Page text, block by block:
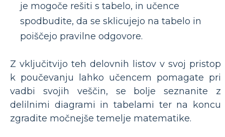
je mogoče rešiti s tabelo, in učence
spodbudite, da se sklicujejo na tabelo in
poiščejo pravilne odgovore.
Z vključitvijo teh delovnih listov v svoj pristop
k poučevanju lahko učencem pomagate pri
vadbi svojih veščin, se bolje seznanite z
delilnimi diagrami in tabelami ter na koncu
zgradite močnejše temelje matematike.